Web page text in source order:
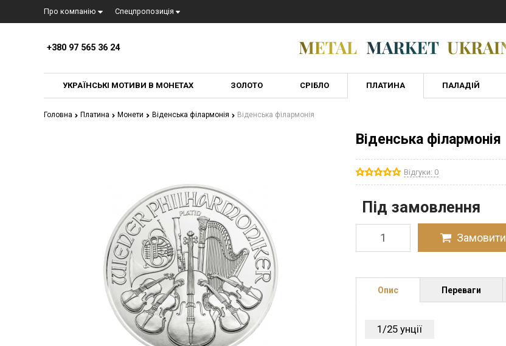
Про компанiю Спецпропозиція
+380 97 565 36 24
УКРАЇНСЬКІ МОТИВИ В МОНЕТАХ ЗОЛОТО СРІБЛО ПЛАТИНА ПАЛАДІЙ
Головна Платина Монети Віденська філармонія Віденська філармонія
Віденська філармонія
Відгуки: 0
Під замовлення
Замовити
Опис Переваги
1/25 унції